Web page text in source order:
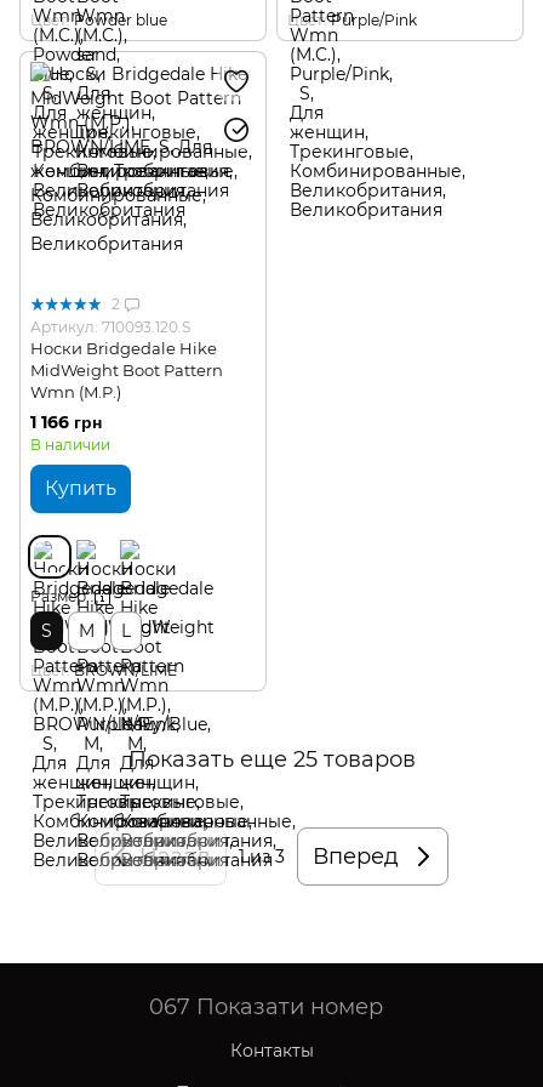
Цвет Powder blue Цвет Purple/Pink
2
Артикул: 710093.120.S
Носки Bridgedale Hike
MidWeight Boot Pattern
Wmn (M.P.)
1 166 грн
В наличии
Купить
Размер
S M L
Цвет BROWN/LIME
Показать еще 25 товаров
Назад 1из 3 Вперед
067 Показати номер
Контакты